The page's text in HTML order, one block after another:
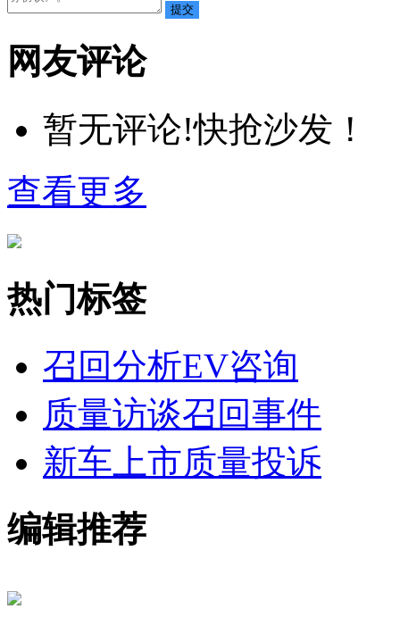
网友评论
暂无评论!快抢沙发！
查看更多
热门标签
召回分析EV咨询
质量访谈召回事件
新车上市质量投诉
编辑推荐